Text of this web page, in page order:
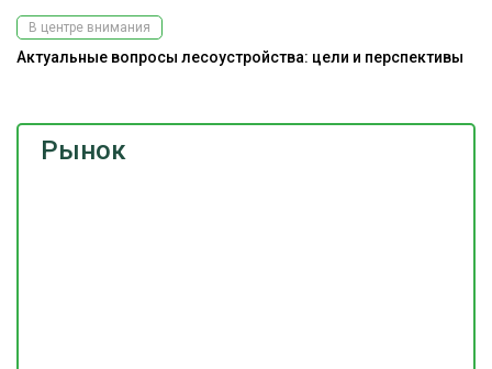
Рынок
В центре внимания
Актуальные вопросы лесоустройства: цели и перспективы